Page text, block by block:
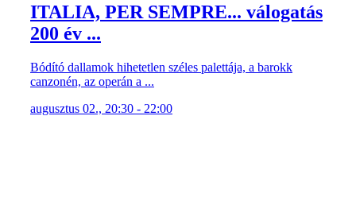
ITALIA, PER SEMPRE... válogatás
200 év ...
Bódító dallamok hihetetlen széles palettája, a barokk
canzonén, az operán a ...
augusztus 02., 20:30 - 22:00